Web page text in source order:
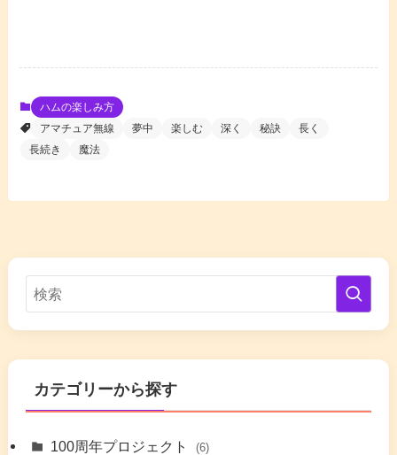
ハムの楽しみ方
アマチュア無線
夢中 楽しむ 深く 秘訣
長く
長続き
魔法
カテゴリーから探す
100周年プロジェクト (6)